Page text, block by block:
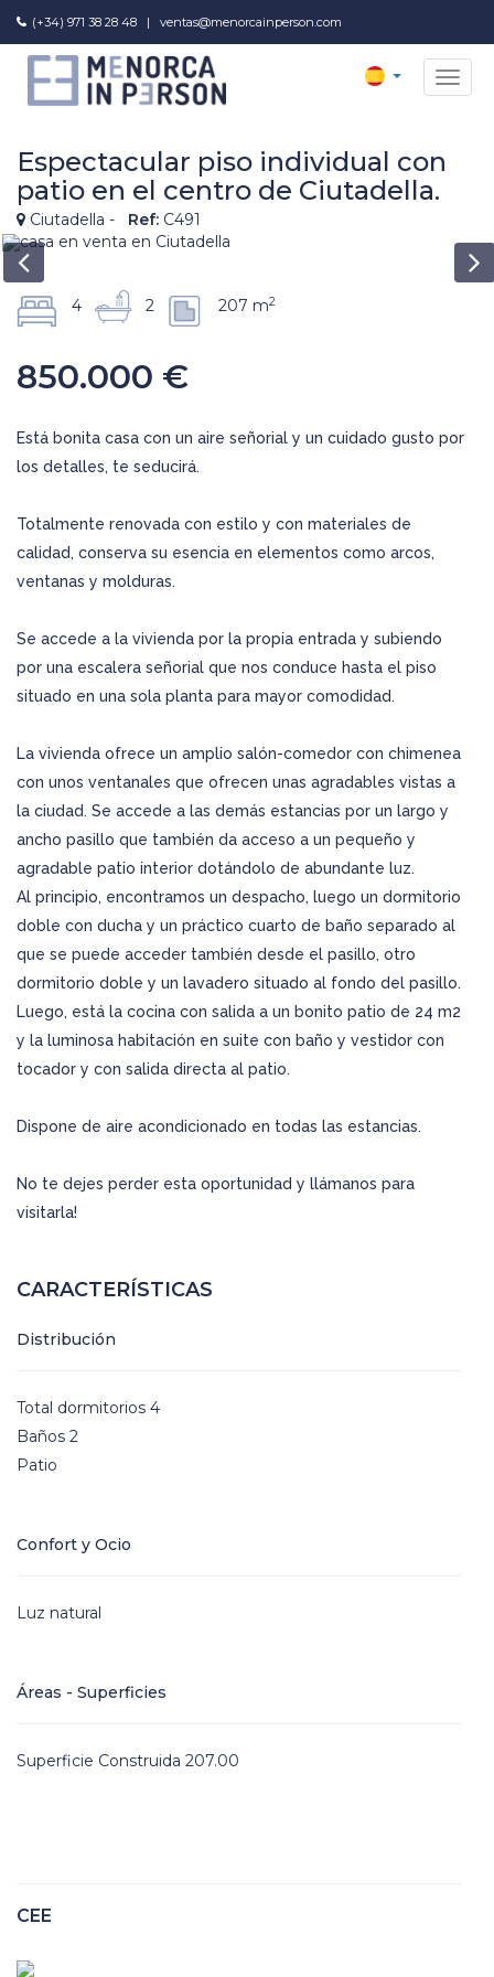
(+34) 971 38 28 48 | ventas@menorcainperson.com
Espectacular piso individual con
patio en el centro de Ciutadella.
Ciutadella - Ref: C491
4 2 207 m2
850.000 €
Está bonita casa con un aire señorial y un cuidado gusto por
los detalles, te seducirá.
Totalmente renovada con estilo y con materiales de
calidad, conserva su esencia en elementos como arcos,
ventanas y molduras.
Se accede a la vivienda por la propia entrada y subiendo
por una escalera señorial que nos conduce hasta el piso
situado en una sola planta para mayor comodidad.
La vivienda ofrece un amplio salón-comedor con chimenea
con unos ventanales que ofrecen unas agradables vistas a
la ciudad. Se accede a las demás estancias por un largo y
ancho pasillo que también da acceso a un pequeño y
agradable patio interior dotándolo de abundante luz.
Al principio, encontramos un despacho, luego un dormitorio
doble con ducha y un práctico cuarto de baño separado al
que se puede acceder también desde el pasillo, otro
dormitorio doble y un lavadero situado al fondo del pasillo.
Luego, está la cocina con salida a un bonito patio de 24 m2
y la luminosa habitación en suite con baño y vestidor con
tocador y con salida directa al patio.
Dispone de aire acondicionado en todas las estancias.
No te dejes perder esta oportunidad y llámanos para
visitarla!
CARACTERÍSTICAS
Distribución
Total dormitorios 4
Baños 2
Patio
Confort y Ocio
Luz natural
Áreas - Superficies
Superficie Construida 207.00
CEE